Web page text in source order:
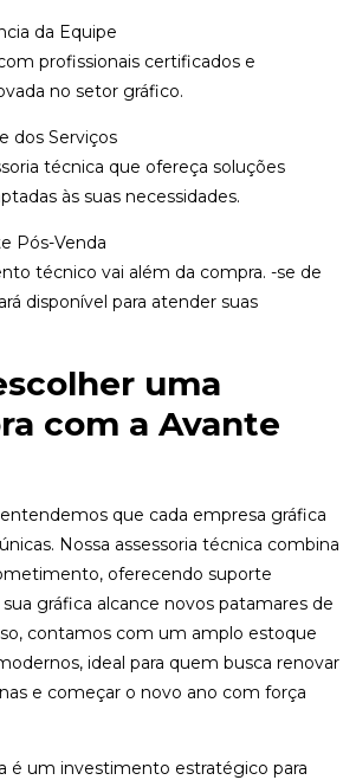
da Equipe
profissionais certificados e
no setor gráfico.
dos Serviços
técnica que ofereça soluções
às suas necessidades.
Pós-Venda
técnico vai além da compra. -se de
disponível para atender suas
uma
com a Avante
que cada empresa gráfica
Nossa assessoria técnica combina
oferecendo suporte
gráfica alcance novos patamares de
contamos com um amplo estoque
ideal para quem busca renovar
e começar o novo ano com força
é um investimento estratégico para